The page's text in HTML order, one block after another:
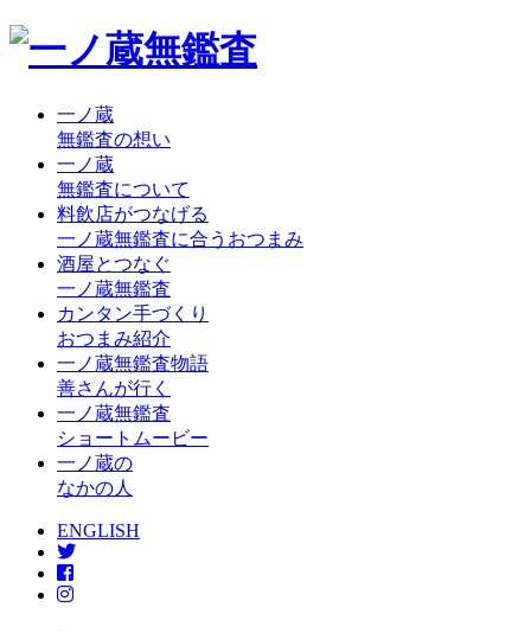
一ノ蔵
無鑑査の想い
一ノ蔵
無鑑査について
料飲店がつなげる
一ノ蔵無鑑査に合うおつまみ
酒屋とつなぐ
一ノ蔵無鑑査
カンタン手づくり
おつまみ紹介
一ノ蔵無鑑査物語
善さんが行く
一ノ蔵無鑑査
ショートムービー
一ノ蔵の
なかの人
ENGLISH